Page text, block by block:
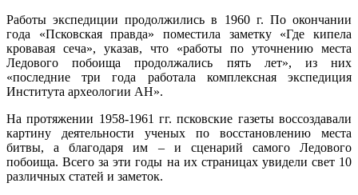
Работы экспедиции продолжились в 1960 г. По окончании
года «Псковская правда» поместила заметку «Где кипела
кровавая сеча», указав, что «работы по уточнению места
Ледового побоища продолжались пять лет», из них
«последние три года работала комплексная экспедиция
Института археологии АН».
На протяжении 1958-1961 гг. псковские газеты воссоздавали
картину деятельности ученых по восстановлению места
битвы, а благодаря им – и сценарий самого Ледового
побоища. Всего за эти годы на их страницах увидели свет 10
различных статей и заметок.